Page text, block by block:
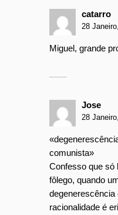
catarro
28
Miguel, grande
Jose
28
comunista»
Confesso que só
fôlego, quando
racionalidade é